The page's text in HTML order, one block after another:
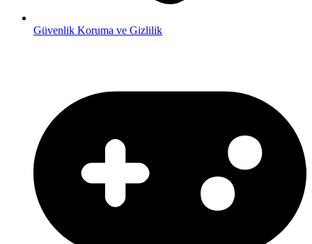
Güvenlik Koruma ve Gizlilik